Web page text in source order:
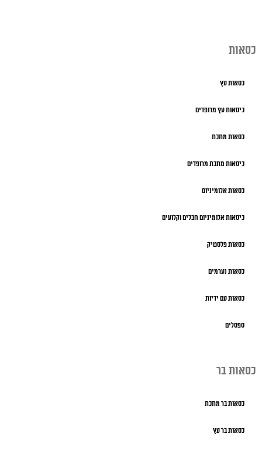
כסאות
כסאות עץ
כיסאות עץ מרופדים
כסאות מתכת
כיסאות מתכת מרופדים
כסאות אלומיניום
כיסאות אלומיניום חבלים וקלועים
כסאות פלסטיק
כסאות נערמים
כסאות עם ידיות
ספסלים
כסאות בר
כסאות בר מתכת
כסאות בר עץ